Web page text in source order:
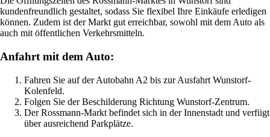
kundenfreundlich gestaltet, sodass Sie flexibel Ihre Einkäufe erledigen
können. Zudem ist der Markt gut erreichbar, sowohl mit dem Auto als
auch mit öffentlichen Verkehrsmitteln.
Anfahrt mit dem Auto:
Fahren Sie auf der Autobahn A2 bis zur Ausfahrt Wunstorf-
Kolenfeld.
Folgen Sie der Beschilderung Richtung Wunstorf-Zentrum.
Der Rossmann-Markt befindet sich in der Innenstadt und verfügt
über ausreichend Parkplätze.